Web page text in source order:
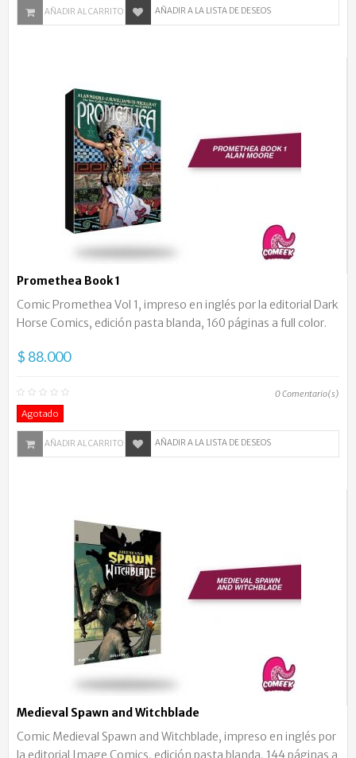
AÑADIR AL CARRITO AÑADIR A LA LISTA DE DESEOS
Promethea Book 1
Comic Promethea Vol 1, impreso en inglés por la editorial Dark
Horse Comics, edición pasta blanda, 160 páginas a full color.
$ 88.000
0Comentario(s)
Agotado
AÑADIR AL CARRITO AÑADIR A LA LISTA DE DESEOS
Medieval Spawn and Witchblade
Comic Medieval Spawn and Witchblade, impreso en inglés por
la editorial Image Comics, edición pasta blanda, 144 páginas a